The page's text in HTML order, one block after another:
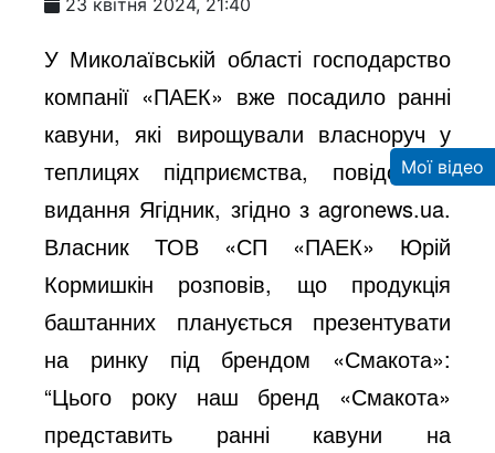
У Миколаївській області господарство
компанії «ПАЕК» вже посадило ранні
кавуни, які вирощували власноруч у
теплицях підприємства, повідомляє
видання Ягідник, згідно з agronews.ua.
Власник ТОВ «СП «ПАЕК» Юрій
Кормишкін розповів, що продукція
баштанних планується презентувати
на ринку під брендом «Смакота»:
“Цього року наш бренд «Смакота»
представить ранні кавуни на
Мої відео